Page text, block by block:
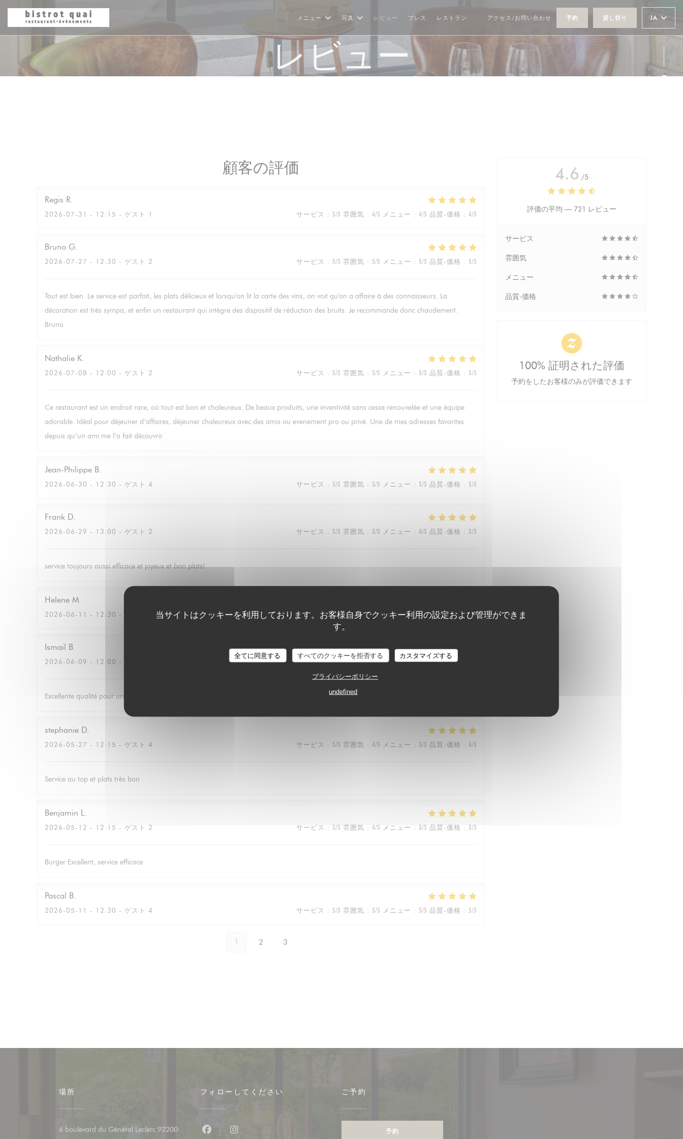
クッキー利用の管理について
当サイトはクッキーを利用しております。お客様自身でクッキー利用の設定および管理ができま
す。
全てに同意する すべてのクッキーを拒否する カスタマイズする
プライバシーポリシー
undefined
メニュー 写真 レビュー プレス レストラン
((新しいウィンドウで開きます))
アクセス/お問い合わせ 予約 貸し切り JA
レビュー
顧客の評価
Regis R
2026-07-31 - 12:15 - ゲスト 1 サービス : 5/5 雰囲気 : 4/5 メニュー : 4/5 品質-価格 : 4/5
Bruno G
2026-07-27 - 12:30 - ゲスト 2 サービス : 5/5 雰囲気 : 5/5 メニュー : 5/5 品質-価格 : 5/5
Tout est bien. Le service est parfait, les plats délicieux et lorsqu'on lit la carte des vins, on voit qu'on a affaire à des connaisseurs. La
décoration est très sympa, et enfin un restaurant qui intègre des dispositif de réduction des bruits. Je recommande donc chaudement.
Bruno
Nathalie K
2026-07-08 - 12:00 - ゲスト 2 サービス : 5/5 雰囲気 : 5/5 メニュー : 5/5 品質-価格 : 5/5
Ce restaurant est un endroit rare, où tout est bon et chaleureux. De beaux produits, une inventivité sans cesse renouvelée et une équipe
adorable. Idéal pour déjeuner d’affaires, déjeuner chaleureux avec des amis ou evenement pro ou privé. Une de mes adresses favorites
depuis qu’un ami me l’a fait découvrir
Jean-Philippe B
2026-06-30 - 12:30 - ゲスト 4 サービス : 5/5 雰囲気 : 5/5 メニュー : 5/5 品質-価格 : 5/5
Frank D
2026-06-29 - 13:00 - ゲスト 2 サービス : 5/5 雰囲気 : 5/5 メニュー : 4/5 品質-価格 : 5/5
service toujours aussi efficace et joyeux et bon plats!
Helene M
2026-06-11 - 12:30 - ゲスト 2 サービス: 5/5 雰囲気: 5/5 メニュー: 5/5 品質-価格 : 5/5
Ismail B
2026-06-09 - 12:00 - ゲスト 3 サービス: 5/5 雰囲気: 5/5 メニュー: 5/5 品質-価格
Excellente qualité pour un prix correcte avec du choix. Le service est rapide et toujours avec le sourire
stephanie D
2026-05-27 - 12:15 - ゲスト 4 サービス : 5/5 雰囲気 : 4/5 メニュー : 5/5 品質-価格 : 4/5
Service au top et plats très bon
Benjamin L
2026-05-12 - 12:15 - ゲスト 2 サービス : 5/5 雰囲気 : 4/5 メニュー : 5/5 品質-価格 : 5/5
Burger Excellent, service efficace
Pascal B
2026-05-11 - 12:30 - ゲスト 4 サービス : 5/5 雰囲気 : 5/5 メニュー : 5/5 品質-価格 : 5/5
1 2 3
4.6 /5
評価の平均 — 721 レビュー
サービス
雰囲気
メニュー
品質-価格
100% 証明された評価
予約をしたお客様のみが評価できます
場所
6 boulevard du Général Leclerc 92200
フォローしてください ご予約
予約